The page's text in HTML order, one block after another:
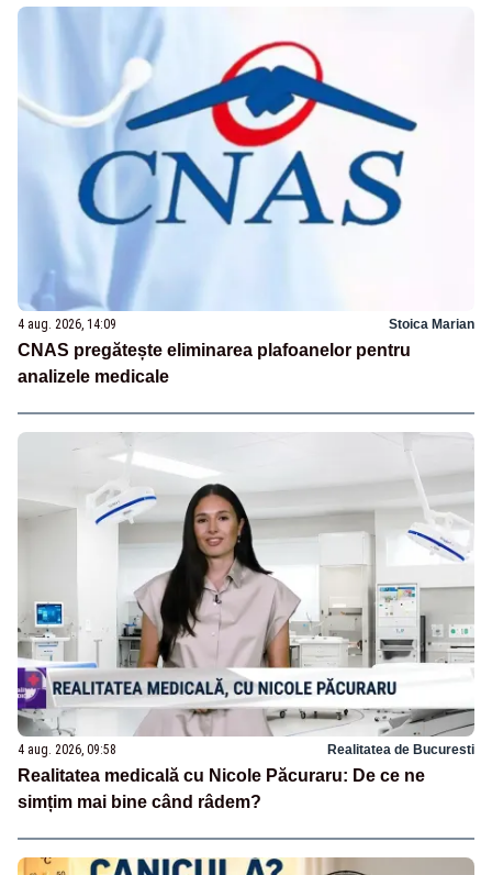
4 aug. 2026, 14:09 Stoica Marian
CNAS pregătește eliminarea plafoanelor pentru
analizele medicale
4 aug. 2026, 09:58 Realitatea de Bucuresti
Realitatea medicală cu Nicole Păcuraru: De ce ne
simțim mai bine când râdem?